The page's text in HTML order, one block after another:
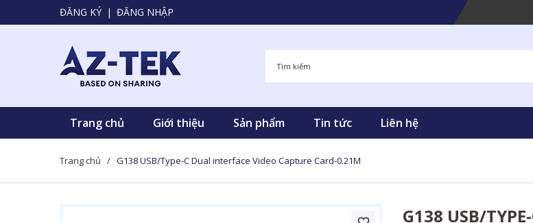
ĐĂNG KÝ | ĐĂNG NHẬP
Trang chủ Giới thiệu Sản phẩm Tin tức Liên hệ
Trang chủ / G138 USB/Type-C Dual interface Video Capture Card-0.21M
G138 USB/